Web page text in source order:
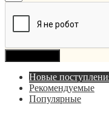
Новые
Рекомендуемые
Популярные